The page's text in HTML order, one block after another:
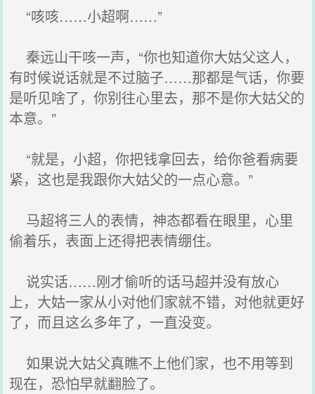
“咳咳……小超啊……”
秦远山干咳一声，“你也知道你大姑父这人，
有时候说话就是不过脑子……那都是气话，你要
是听见啥了，你别往心里去，那不是你大姑父的
本意。”
“就是，小超，你把钱拿回去，给你爸看病要
紧，这也是我跟你大姑父的一点心意。”
马超将三人的表情，神态都看在眼里，心里
偷着乐，表面上还得把表情绷住。
说实话……刚才偷听的话马超并没有放心
上，大姑一家从小对他们家就不错，对他就更好
了，而且这么多年了，一直没变。
如果说大姑父真瞧不上他们家，也不用等到
现在，恐怕早就翻脸了。